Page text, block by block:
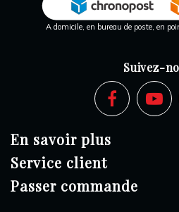
A domicile, en bureau de poste, en
Suivez-
En savoir plus
Service client
Passer commande